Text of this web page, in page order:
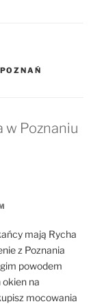
POZNAŃ
w Poznaniu
mają Rycha
z Poznania
powodem
na
mocowania